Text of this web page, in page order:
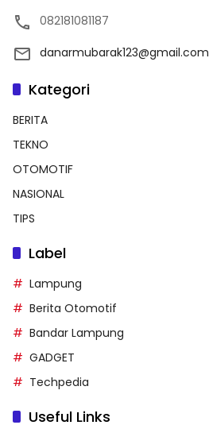
082181081187
danarmubarak123@gmail.com
Kategori
BERITA
TEKNO
OTOMOTIF
NASIONAL
TIPS
Label
Lampung
Berita Otomotif
Bandar Lampung
GADGET
Techpedia
Useful Links